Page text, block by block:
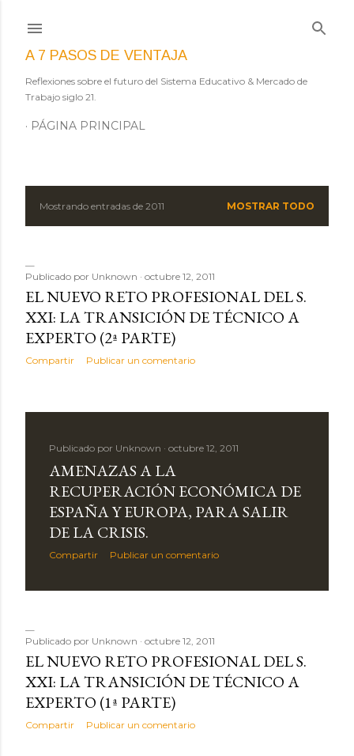
A 7 PASOS DE VENTAJA
Reflexiones sobre el futuro del Sistema Educativo & Mercado de
Trabajo siglo 21.
PÁGINA PRINCIPAL
E
t
r
a
a
Mostrando entradas de 2011 MOSTRAR TODO
Publicado por Unknown octubre 12, 2011
EL NUEVO RETO PROFESIONAL DEL S.
XXI: LA TRANSICIÓN DE TÉCNICO A
EXPERTO (2ª PARTE)
Compartir Publicar un comentario
Publicado por Unknown octubre 12, 2011
AMENAZAS A LA
RECUPERACIÓN ECONÓMICA DE
ESPAÑA Y EUROPA, PARA SALIR
DE LA CRISIS.
Compartir Publicar un comentario
Publicado por Unknown octubre 12, 2011
EL NUEVO RETO PROFESIONAL DEL S.
XXI: LA TRANSICIÓN DE TÉCNICO A
EXPERTO (1ª PARTE)
Compartir Publicar un comentario